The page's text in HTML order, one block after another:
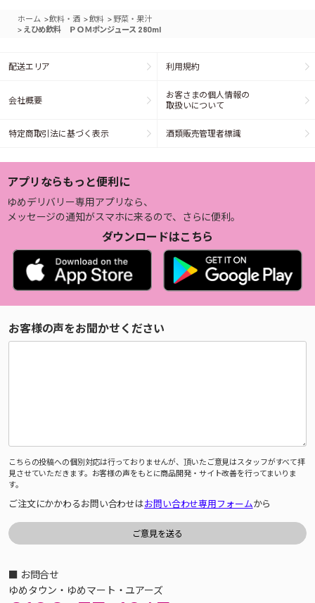
ホーム >飲料・酒 >飲料 > 野菜・果汁
> えひめ飲料 ＰＯＭポンジュース 280ml
配送エリア 利用規約
会社概要
お客さまの個人情報の
取扱いについて
特定商取引法に基づく表示 酒類販売管理者標識
アプリならもっと便利に
ゆめデリバリー専用アプリなら、
メッセージの通知がスマホに来るので、さらに便利。
ダウンロードはこちら
お客様の声をお聞かせください
こちらの投稿への個別対応は行っておりませんが、頂いたご意見はスタッフがすべて拝
見させていただきます。お客様の声をもとに商品開発・サイト改善を行ってまいりま
す。
ご注文にかかわるお問い合わせはお問い合わせ専用フォームから
■ お問合せ
ゆめタウン・ゆめマート・ユアーズ